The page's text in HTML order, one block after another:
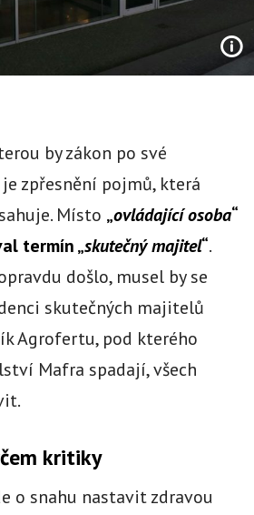
by zákon po své
zpřesnění pojmů, která
Místo „ovládající osoba“
termín „skutečný majitel“.
došlo, musel by se
skutečných majitelů
Agrofertu, pod kterého
Mafra spadají, všech
kritiky
o snahu nastavit zdravou